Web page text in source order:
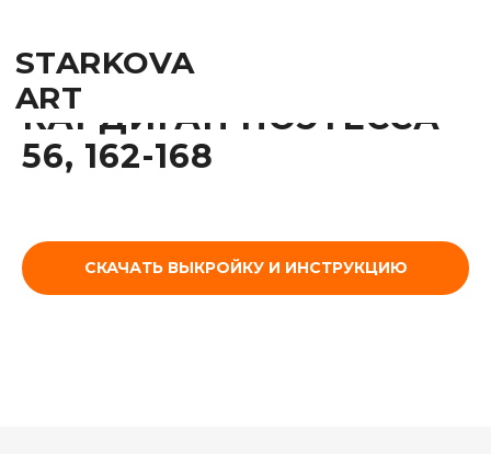
ART
КАРДИГАН ПОЭТЕССА
56, 162-168
СКАЧАТЬ ВЫКРОЙКУ И ИНСТРУКЦИЮ